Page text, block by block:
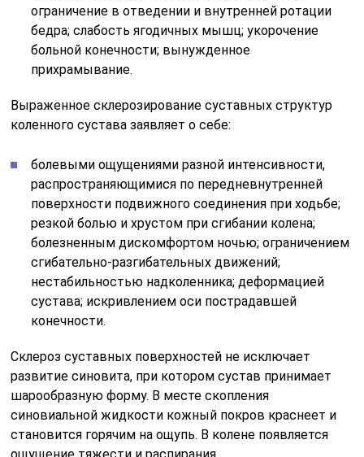
ограничение в отведении и внутренней ротации
бедра; слабость ягодичных мышц; укорочение
больной конечности; вынужденное
прихрамывание.
Выраженное склерозирование суставных структур
коленного сустава заявляет о себе:
болевыми ощущениями разной интенсивности,
распространяющимися по передневнутренней
поверхности подвижного соединения при ходьбе;
резкой болью и хрустом при сгибании колена;
болезненным дискомфортом ночью; ограничением
сгибательно-разгибательных движений;
нестабильностью надколенника; деформацией
сустава; искривлением оси пострадавшей
конечности.
Склероз суставных поверхностей не исключает
развитие синовита, при котором сустав принимает
шарообразную форму. В месте скопления
синовиальной жидкости кожный покров краснеет и
становится горячим на ощупь. В колене появляется
ощущение тяжести и распирания.